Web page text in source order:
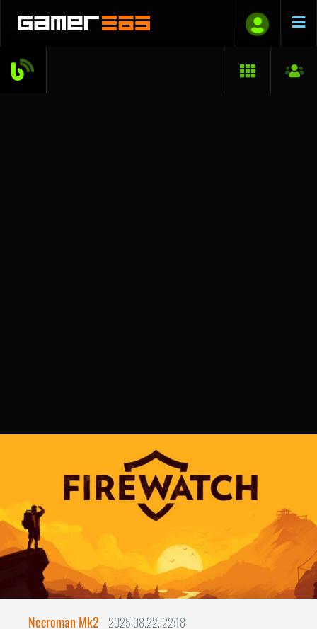
Necroman Mk2 2025.08.22. 22:18
Firewatch
My, my, my Delilah / Why, why,
why, Delilah? (Tom Jones)